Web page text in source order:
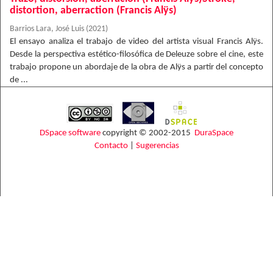
distortion, aberraction (Francis Alÿs)
Barrios Lara, José Luis (2021)
El ensayo analiza el trabajo de video del artista visual Francis Alÿs.
Desde la perspectiva estético-filosófica de Deleuze sobre el cine, este
trabajo propone un abordaje de la obra de Alÿs a partir del concepto
de ...
DSpace software copyright © 2002-2015 DuraSpace
Contacto| Sugerencias